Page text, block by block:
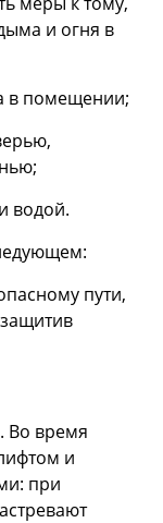
и огня в
в помещении;
водой.
пути,
Во время
и
при